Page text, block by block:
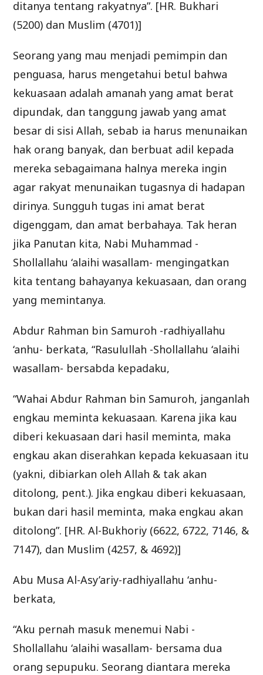
ditanya tentang rakyatnya”. [HR. Bukhari
(5200) dan Muslim (4701)]
Seorang yang mau menjadi pemimpin dan
penguasa, harus mengetahui betul bahwa
kekuasaan adalah amanah yang amat berat
dipundak, dan tanggung jawab yang amat
besar di sisi Allah, sebab ia harus menunaikan
hak orang banyak, dan berbuat adil kepada
mereka sebagaimana halnya mereka ingin
agar rakyat menunaikan tugasnya di hadapan
dirinya. Sungguh tugas ini amat berat
digenggam, dan amat berbahaya. Tak heran
jika Panutan kita, Nabi Muhammad -
Shollallahu ‘alaihi wasallam- mengingatkan
kita tentang bahayanya kekuasaan, dan orang
yang memintanya.
Abdur Rahman bin Samuroh -radhiyallahu
‘anhu- berkata, “Rasulullah -Shollallahu ‘alaihi
wasallam- bersabda kepadaku,
“Wahai Abdur Rahman bin Samuroh, janganlah
engkau meminta kekuasaan. Karena jika kau
diberi kekuasaan dari hasil meminta, maka
engkau akan diserahkan kepada kekuasaan itu
(yakni, dibiarkan oleh Allah & tak akan
ditolong, pent.). Jika engkau diberi kekuasaan,
bukan dari hasil meminta, maka engkau akan
ditolong”. [HR. Al-Bukhoriy (6622, 6722, 7146, &
7147), dan Muslim (4257, & 4692)]
Abu Musa Al-Asy’ariy-radhiyallahu ‘anhu-
berkata,
“Aku pernah masuk menemui Nabi -
Shollallahu ‘alaihi wasallam- bersama dua
orang sepupuku. Seorang diantara mereka